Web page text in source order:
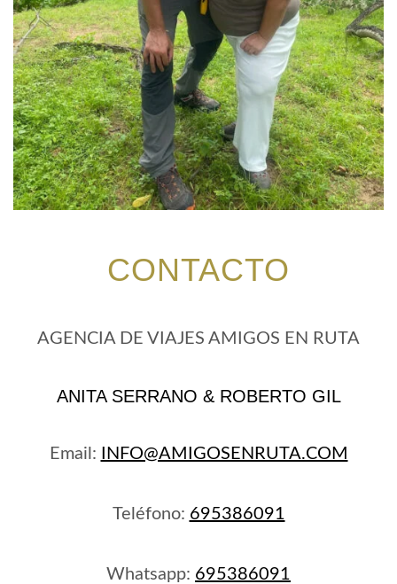
CONTACTO
AGENCIA DE VIAJES AMIGOS EN RUTA
ANITA SERRANO & ROBERTO GIL
Email: INFO@AMIGOSENRUTA.COM
Teléfono: 695386091
Whatsapp: 695386091